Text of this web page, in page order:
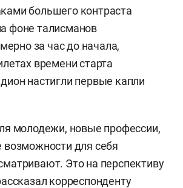
большего контраста
фоне талисманов
за час до начала,
времени старта
настигли первые капли
молодежи, новые профессии,
возможности для себя
Это на перспективу
корреспонденту